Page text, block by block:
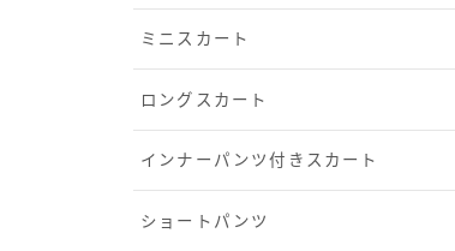
ミニスカート
ロングスカート
インナーパンツ付きスカート
ショートパンツ